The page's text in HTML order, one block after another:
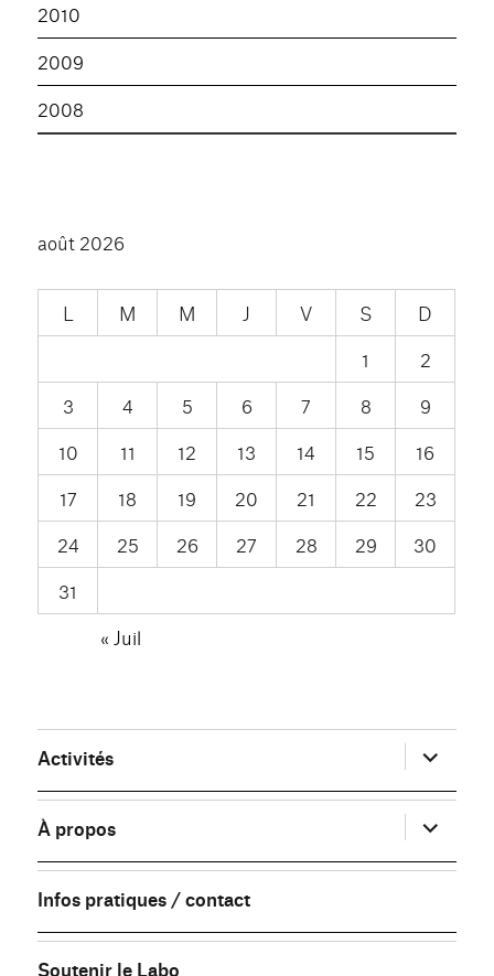
2010
2009
2008
août 2026
L M M J V S
D
1
2
3
4 5 6 7 8
9
10
11 12 13 14 15
16
17
18 19 20 21 22
23
24
25 26 27 28 29
30
31
« Juil
Activités ouvrir
le
sous-
menu
À propos
ouvrir
le
sous-
menu
Infos pratiques / contact
Soutenir le Labo